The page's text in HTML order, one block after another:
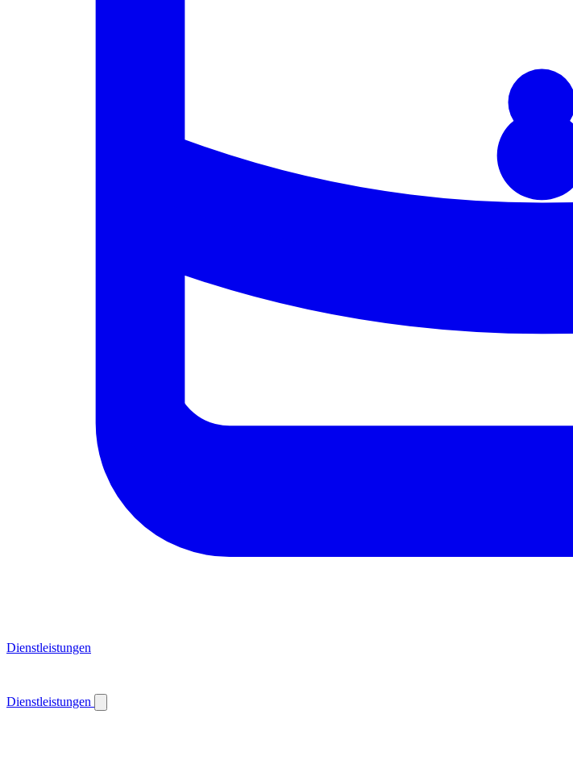
Dienstleistungen
Dienstleistungen